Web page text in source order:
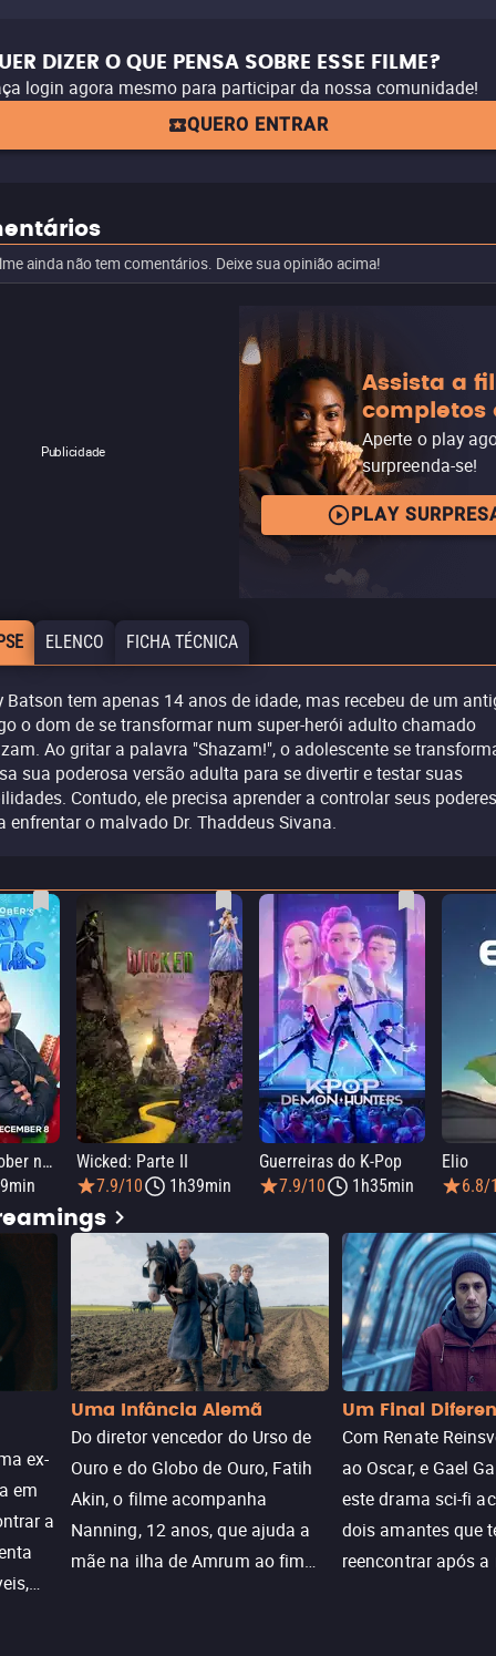
DIZER O QUE PENSA SOBRE ESSE FILME?
login agora mesmo para participar da nossa comunidade!
QUERO ENTRAR
ainda não tem comentários. Deixe sua opinião acima!
Publicidade
Assista a
completos
Aperte o play
surpreenda-se!
PLAY
ELENCO FICHA TÉCNICA
Batson tem apenas 14 anos de idade, mas recebeu de um
o dom de se transformar num super-herói adulto chamado
Ao gritar a palavra "Shazam!", o adolescente se
sua poderosa versão adulta para se divertir e testar suas
Contudo, ele precisa aprender a controlar seus poderes
enfrentar o malvado Dr. Thaddeus Sivana.
Elmo e Mark Rober na Oficina de Natal
Wicked: Parte II
7.9/10
1h39min
Guerreiras do K-Pop
7.9/10
1h35min
Elio
6.8/
ex-
em
a
Uma Infância Alemã
Do diretor vencedor do Urso de
Ouro e do Globo de Ouro, Fatih
Akin, o filme acompanha
Nanning, 12 anos, que ajuda a
mãe na ilha de Amrum ao fim
Um Final
Com Renate
ao Oscar, e Gael
este drama sci-fi
dois amantes que
reencontrar após